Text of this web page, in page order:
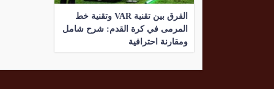
الفرق بين تقنية VAR وتقنية خط
المرمى في كرة القدم: شرح شامل
ومقارنة احترافية